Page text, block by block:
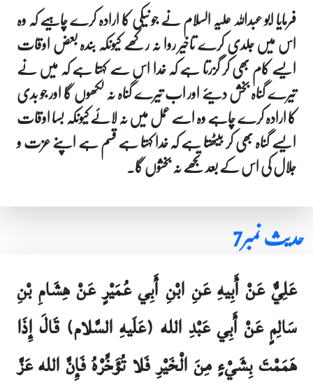
فرمایا ابو عبداللہ علیہ السلام نے جو نیکی کا ارادہ کرے چاہیے کہ وہ
اس میں جلدی کرے تاخیر روا نہ رکھے کیونکہ بندہ بعض اوقات
ایسے کام بھی کر گزرتا ہے کہ خدا اس سے کہتا ہے کہ میں نے
تیرے گناہ بخش دیئے اور اب تیرے گناہ نہ لکھوں گا اور جو بدی
کا ارادہ کرے چاہے وہ اسے عمل میں نہ لائے کیونکہ بسا اوقات
ایسے گناہ بھی کر بیٹھتا ہے کہ خدا کہتا ہے قسم ہے اپنے عزت و
جلال کی اس کے بعد تجھے نہ بخشوں گا۔
حدیث نمبر7
عَلِيٌّ عَنْ أَبِيهِ عَنِ ابْنِ أَبِي عُمَيْرٍ عَنْ هِشَامِ بْنِ
سَالِمٍ عَنْ أَبِي عَبْدِ الله (عَلَيهِ السَّلام) قَالَ إِذَا
هَمَمْتَ بِشَيْ‏ءٍ مِنَ الْخَيْرِ فَلا تُؤَخِّرْهُ فَإِنَّ الله عَزَّ